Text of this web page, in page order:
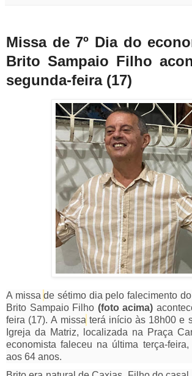
Missa de 7º Dia do
Brito Sampaio Filho
segunda-feira (17)
A missade sétimo dia pelo falecimento
Brito Sampaio Filho (foto acima)
feira (17).A missa terá início às 18h00 e
Igreja da Matriz, localizada na Praça
economista faleceu na última terça-
aos 64 anos.